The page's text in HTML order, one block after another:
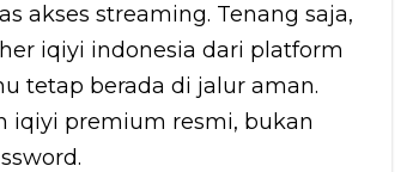
akses streaming. Tenang saja,
iqiyi indonesia dari platform
tetap berada di jalur aman.
iqiyi premium resmi, bukan